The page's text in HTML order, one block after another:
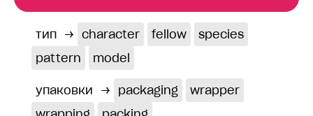
тип → character fellow
species
pattern
model
упаковки → packaging
wrapper